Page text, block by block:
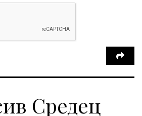
Средец